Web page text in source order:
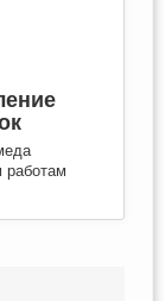
работам